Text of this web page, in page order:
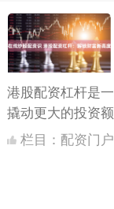
港股配资杠杆是
撬动更大的投资
投资者可以购买
证券是全球....
栏目： 配资门